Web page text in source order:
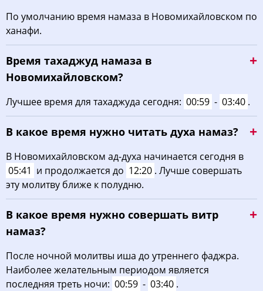
21, Пт 03:59 05:35 12:28 16:17 19:20 20:48
22, Сб
23, Вс 04:03 05:37 12:27 20:44
19:15 20:42
25, Вт 04:06 05:39 12:27 16:14 19:14 20:40
27, Чт 04:09 05:42 12:26 16:12 19:10 20:36
28, Пт 04:10 05:43 12:26 16:11 19:08 20:34
04:12 05:44 16:10 19:07
04:13 05:45 12:25 16:09 19:05 20:30
04:15 05:46 12:25 16:08 19:03
По умолчанию время намаза в Новомихайловском по
ханафи.
Время тахаджуд намаза в
Новомихайловском?
Лучшее время для тахаджуда сегодня: 00:59 - 03:40 .
В какое время нужно читать духа намаз?
В Новомихайловском ад-духа начинается сегодня в
05:41 и продолжается до 12:20 . Лучше совершать
эту молитву ближе к полудню.
В какое время нужно совершать витр
намаз?
После ночной молитвы иша до утреннего фаджра.
Наиболее желательным периодом является
последняя треть ночи: 00:59 - 03:40 .